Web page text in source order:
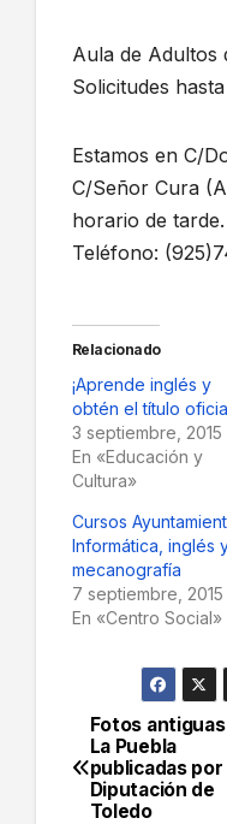
Aula de Adultos
Solicitudes
Estamos en C/
C/Señor Cura
horario de tarde.
Teléfono:
Relacionado
¡Aprende inglés y
obtén el título
3 septiembre, 2015
En «Educación y
Cultura»
Cursos
Informática, inglés
mecanografía
7 septiembre, 2015
En «Centro Social»
de
Fotos
La Puebla
publicadas por
Diputación de
Toledo